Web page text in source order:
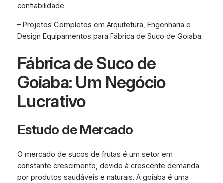
confiabilidade
– Projetos Completos em Arquitetura, Engenharia e
Design Equipamentos para Fábrica de Suco de Goiaba
Fábrica de Suco de
Goiaba: Um Negócio
Lucrativo
Estudo de Mercado
O mercado de sucos de frutas é um setor em
constante crescimento, devido à crescente demanda
por produtos saudáveis e naturais. A goiaba é uma